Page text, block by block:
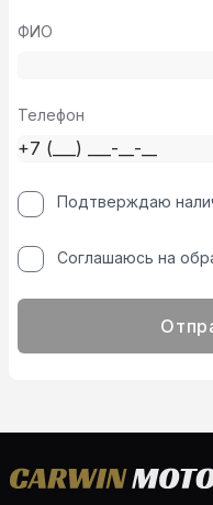
ФИО
Телефон
Подтверждаю
Соглашаюсь на